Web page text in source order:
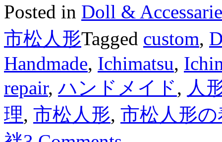
Share
Posted in Doll &
市松人形Tagged custom,
Handmade, Ichimatsu,
repair,ハンドメイド, 人
理, 市松人形, 市松人形